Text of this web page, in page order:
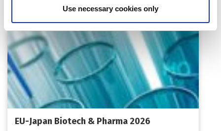
Use necessary cookies only
Περισσότερα Νέα:
EU-Japan Biotech & Pharma 2026